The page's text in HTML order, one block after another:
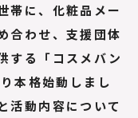
帯に、化粧品メー
合わせ、支援団体
する「コスメバン
本格始動しまし
活動内容について